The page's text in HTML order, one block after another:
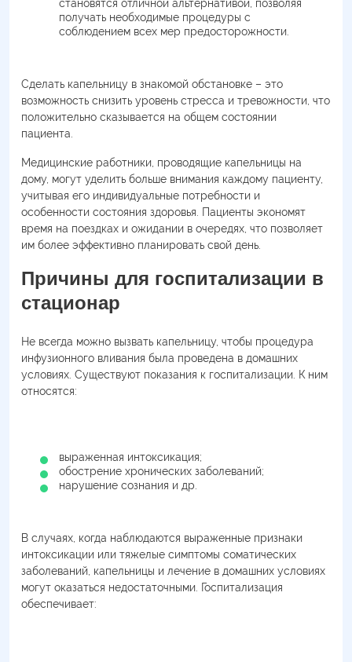
становятся отличной альтернативой, позволяя
получать необходимые процедуры с
соблюдением всех мер предосторожности.
Сделать капельницу в знакомой обстановке – это
возможность снизить уровень стресса и тревожности, что
положительно сказывается на общем состоянии
пациента.
Медицинские работники, проводящие капельницы на
дому, могут уделить больше внимания каждому пациенту,
учитывая его индивидуальные потребности и
особенности состояния здоровья. Пациенты экономят
время на поездках и ожидании в очередях, что позволяет
им более эффективно планировать свой день.
Причины для госпитализации в
стационар
Не всегда можно вызвать капельницу, чтобы процедура
инфузионного вливания была проведена в домашних
условиях. Существуют показания к госпитализации. К ним
относятся:
выраженная интоксикация;
обострение хронических заболеваний;
нарушение сознания и др.
В случаях, когда наблюдаются выраженные признаки
интоксикации или тяжелые симптомы соматических
заболеваний, капельницы и лечение в домашних условиях
могут оказаться недостаточными. Госпитализация
обеспечивает: